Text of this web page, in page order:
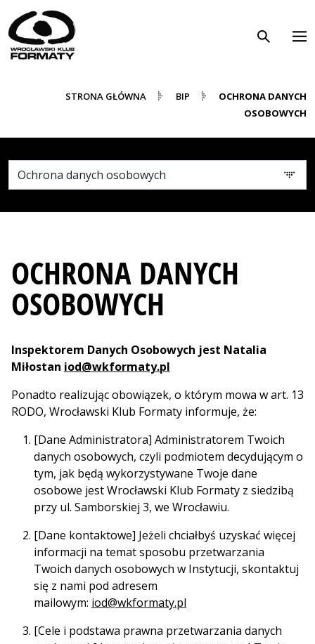
Przeskocz do menu Biuletynu Informacji Publicznej
Przeskocz do treści aktywnej podstrony Biuletynu
WK Formaty. Strona główna
STRONA GŁÓWNA BIP
OCHRONA DANYCH
OSOBOWYCH
OCHRONA DANYCH
OSOBOWYCH
Inspektorem Danych Osobowych jest Natalia
Miłostan iod@wkformaty.pl
Ponadto realizując obowiązek, o którym mowa w art. 13
RODO, Wrocławski Klub Formaty informuje, że:
[Dane Administratora] Administratorem Twoich
danych osobowych, czyli podmiotem decydującym o
tym, jak będą wykorzystywane Twoje dane
osobowe jest Wrocławski Klub Formaty z siedzibą
przy ul. Samborskiej 3, we Wrocławiu.
[Dane kontaktowe] Jeżeli chciałbyś uzyskać więcej
informacji na temat sposobu przetwarzania
Twoich danych osobowych w Instytucji, skontaktuj
się z nami pod adresem
mailowym: iod@wkformaty.pl
[Cele i podstawa prawna przetwarzania danych